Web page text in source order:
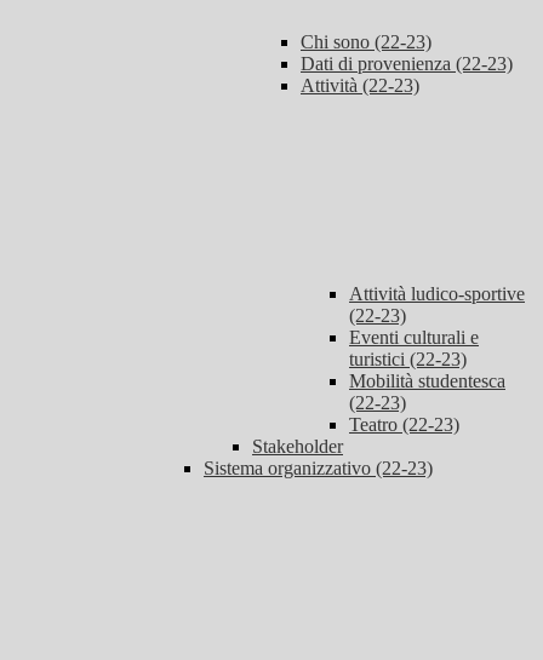
Chi sono (22-23)
Dati di provenienza (22-23)
Attività (22-23)
Attività ludico-sportive
(22-23)
Eventi culturali e
turistici (22-23)
Mobilità studentesca
(22-23)
Teatro (22-23)
Stakeholder
Sistema organizzativo (22-23)